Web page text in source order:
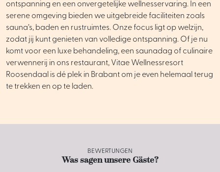
ontspanning en een onvergetelijke wellnesservaring. In een
serene omgeving bieden we uitgebreide faciliteiten zoals
sauna’s, baden en rustruimtes. Onze focus ligt op welzijn,
zodat jij kunt genieten van volledige ontspanning. Of je nu
komt voor een luxe behandeling, een saunadag of culinaire
verwennerij in ons restaurant, Vitae Wellnessresort
Roosendaal is dé plek in Brabant om je even helemaal terug
te trekken en op te laden.
BEWERTUNGEN
Was sagen unsere Gäste?